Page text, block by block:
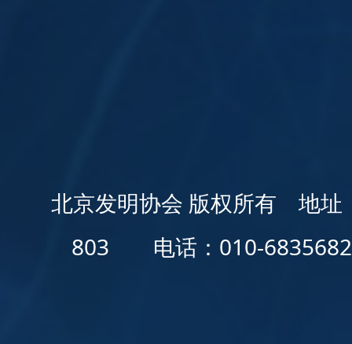
北京发明协会 版权所有 地址
803 电话：010-